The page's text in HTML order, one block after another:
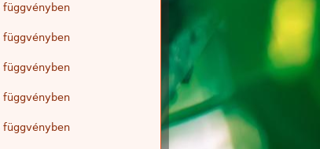
függvényben
függvényben
függvényben
függvényben
függvényben